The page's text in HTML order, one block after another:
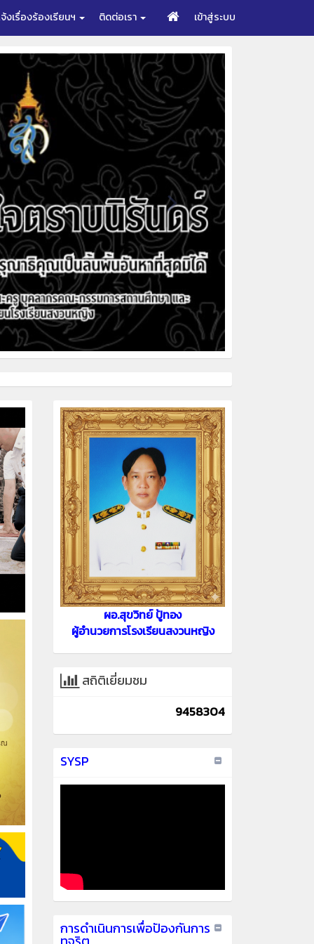
งเรื่องร้องเรียนฯ ติดต่อเรา เข้าสู่ระบบ
ผอ.สุขวิทย์ ปู้ทอง
ผู้อำนวยการโรงเรียนสงวนหญิง
สถิติเยี่ยมชม
9458304
SYSP
การดำเนินการเพื่อปัองกันการ